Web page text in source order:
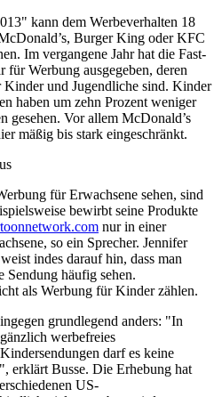
kann dem Werbeverhalten 18
Burger King oder KFC
Im vergangene Jahr hat die Fast-
Werbung ausgegeben, deren
und Jugendliche sind. Kinder
haben um zehn Prozent weniger
gesehen. Vor allem McDonald’s
mäßig bis stark eingeschränkt.
für Erwachsene sehen, sind
bewirbt seine Produkte
nur in einer
so ein Sprecher. Jennifer
indes darauf hin, dass man
Sendung häufig sehen.
als Werbung für Kinder zählen.
grundlegend anders: "In
werbefreies
darf es keine
erklärt Busse. Die Erhebung hat
US-